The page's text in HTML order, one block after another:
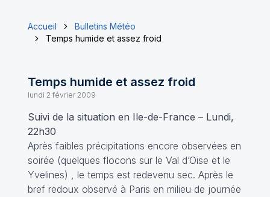
Accueil
Bulletins Météo
Temps humide et assez froid
Temps humide et assez froid
lundi 2 février 2009
Suivi de la situation en Ile-de-France – Lundi,
22h30
Après faibles précipitations encore observées en
soirée (quelques flocons sur le Val d’Oise et le
Yvelines) , le temps est redevenu sec. Après le
bref redoux observé à Paris en milieu de journée